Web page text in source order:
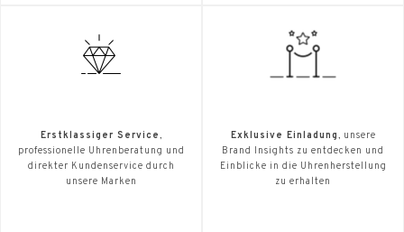
Erstklassiger Service,
professionelle Uhrenberatung und
direkter Kundenservice durch
unsere Marken
Exklusive Einladung, unsere
Brand Insights zu entdecken und
Einblicke in die Uhrenherstellung
zu erhalten